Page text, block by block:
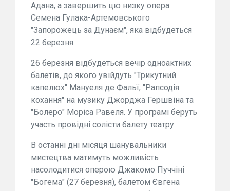
Адана, а завершить цю низку опера
Семена Гулака-Артемовського
"Запорожець за Дунаєм", яка відбудеться
22 березня.
26 березня відбудеться вечір одноактних
балетів, до якого увійдуть "Трикутний
капелюх" Мануеля де Фальї, "Рапсодія
кохання" на музику Джорджа Гершвіна та
"Болеро" Моріса Равеля. У програмі беруть
участь провідні солісти балету театру.
В останні дні місяця шанувальники
мистецтва матимуть можливість
насолодитися оперою Джакомо Пуччіні
"Богема" (27 березня), балетом Євгена